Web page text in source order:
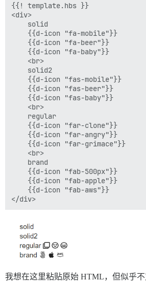
{{! template.hbs }}
<div>
    solid
    {{d-icon "fa-mobile"}}
    {{d-icon "fa-beer"}}
    {{d-icon "fa-baby"}}
    <br>
    solid2
    {{d-icon "fas-mobile"}}
    {{d-icon "fas-beer"}}
    {{d-icon "fas-baby"}}
    <br>
    regular
    {{d-icon "far-clone"}}
    {{d-icon "far-angry"}}
    {{d-icon "far-grimace"}}
    <br>
    brand
    {{d-icon "fab-500px"}}
    {{d-icon "fab-apple"}}
    {{d-icon "fab-aws"}}
我想在这里粘贴原始 HTML，但似乎